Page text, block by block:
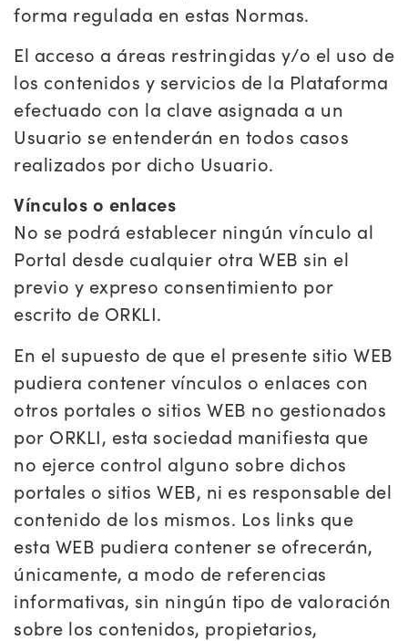
forma regulada en estas Normas.
El acceso a áreas restringidas y/o el uso de
los contenidos y servicios de la Plataforma
efectuado con la clave asignada a un
Usuario se entenderán en todos casos
realizados por dicho Usuario.
Vínculos o enlaces
No se podrá establecer ningún vínculo al
Portal desde cualquier otra WEB sin el
previo y expreso consentimiento por
escrito de ORKLI.
En el supuesto de que el presente sitio WEB
pudiera contener vínculos o enlaces con
otros portales o sitios WEB no gestionados
por ORKLI, esta sociedad manifiesta que
no ejerce control alguno sobre dichos
portales o sitios WEB, ni es responsable del
contenido de los mismos. Los links que
esta WEB pudiera contener se ofrecerán,
únicamente, a modo de referencias
informativas, sin ningún tipo de valoración
sobre los contenidos, propietarios,